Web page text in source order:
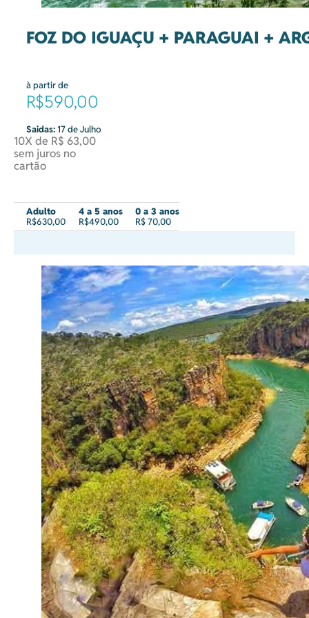
FOZ DO IGUAÇU + PARAGUAI +
à partir de
R$590,00
Saidas:17 de Julho
10X de R$ 63,00
sem juros no
cartão
Adulto
R$630,00
4 a 5 anos
R$490,00
0 a 3 anos
R$ 70,00